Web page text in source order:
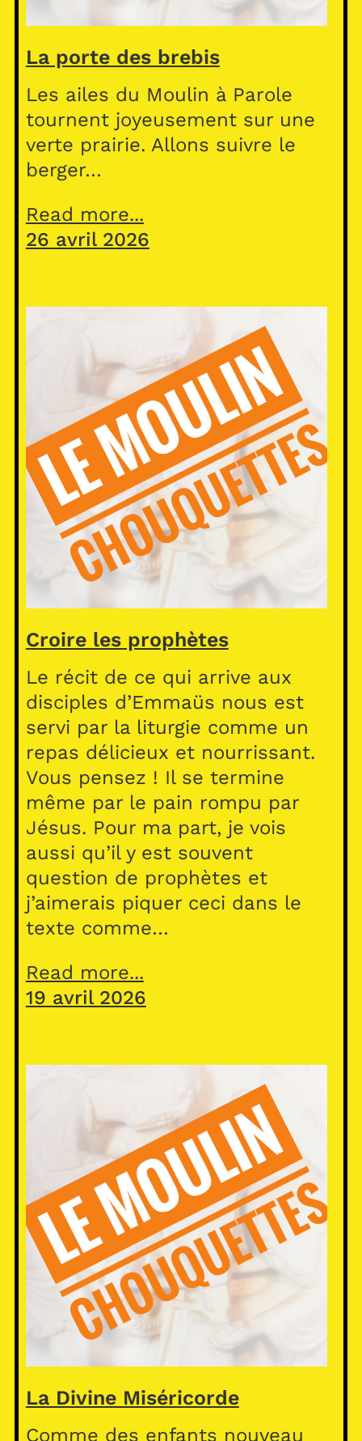
La porte des brebis
Les ailes du Moulin à Parole
tournent joyeusement sur une
verte prairie. Allons suivre le
berger…
Read more...
26 avril 2026
Croire les prophètes
Le récit de ce qui arrive aux
disciples d’Emmaüs nous est
servi par la liturgie comme un
repas délicieux et nourrissant.
Vous pensez ! Il se termine
même par le pain rompu par
Jésus. Pour ma part, je vois
aussi qu’il y est souvent
question de prophètes et
j’aimerais piquer ceci dans le
texte comme…
Read more...
19 avril 2026
La Divine Miséricorde
Comme des enfants nouveau